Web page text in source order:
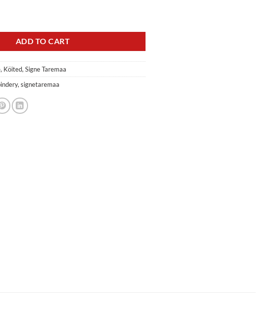
ADD TO CART
, Köited, Signe Taremaa
, signetaremaa